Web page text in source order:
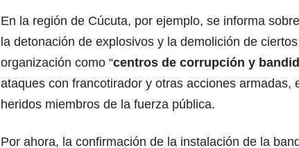
En la región de Cúcuta, por ejemplo, se informa
la detonación de explosivos y la demolición de
organización como “centros de corrupción y
ataques con francotirador y otras acciones armadas,
heridos miembros de la fuerza pública.
Por ahora, la confirmación de la instalación de la